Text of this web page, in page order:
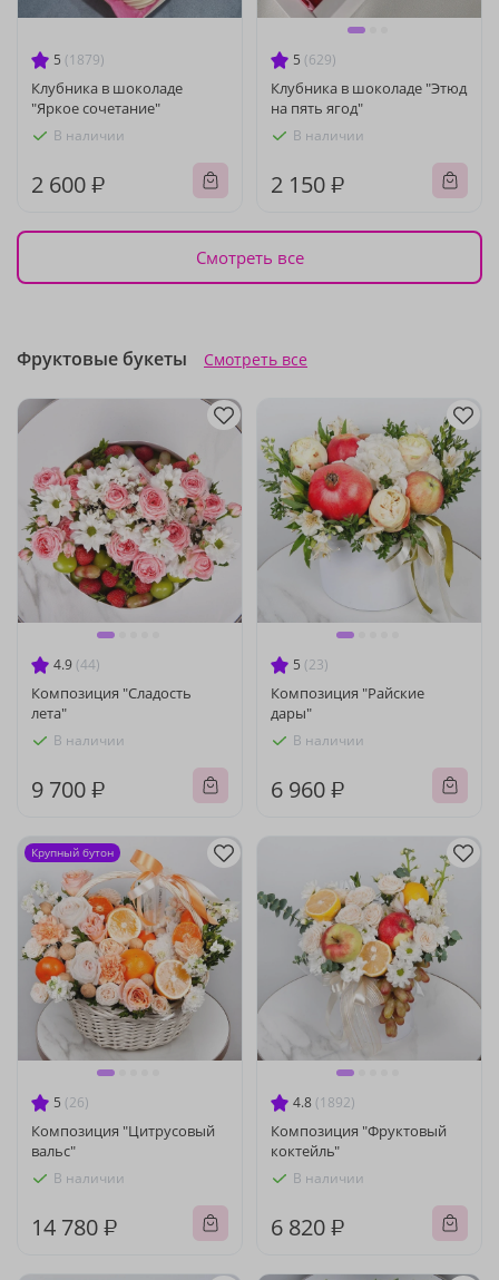
5 (1879)
Клубника в шоколаде
"Яркое сочетание"
В наличии
2 600 ₽
5 (629)
Клубника в шоколаде "Этюд
на пять ягод"
В наличии
2 150 ₽
Смотреть все
Фруктовые букеты Смотреть все
4.9 (44)
Композиция "Сладость
лета"
В наличии
9 700 ₽
5 (23)
Композиция "Райские
дары"
В наличии
6 960 ₽
5 (26)
Композиция "Цитрусовый
вальс"
В наличии
14 780 ₽
Крупный бутон
4.8 (1892)
Композиция "Фруктовый
коктейль"
В наличии
6 820 ₽